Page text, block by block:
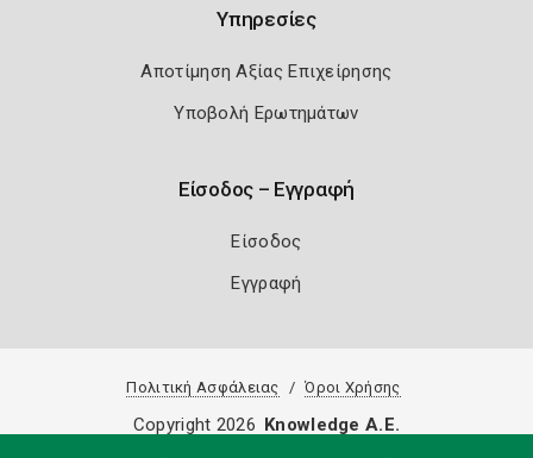
Υπηρεσίες
Αποτίμηση Αξίας Επιχείρησης
Υποβολή Ερωτημάτων
Είσοδος – Εγγραφή
Είσοδος
Εγγραφή
Πολιτική Ασφάλειας Όροι Χρήσης
Copyright 2026 Knowledge A.E.